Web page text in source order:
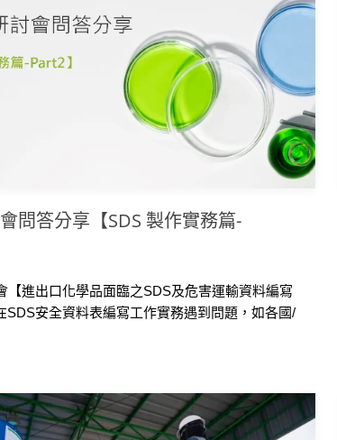
問答分享【SDS 製作實務篇-
【進出口化學品面臨之SDS及危害運輸資料編寫
SDS安全資料表編寫工作實務遇到問題，如各國/
寫之差異等，並提供匡騰SDS編寫專家的建議，